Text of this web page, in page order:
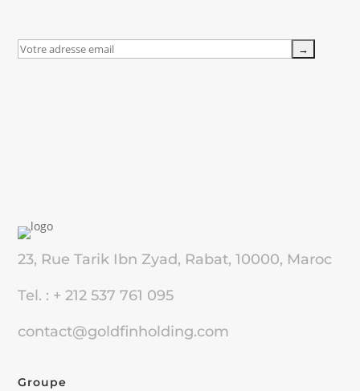
23, Rue Tarik Ibn Zyad, Rabat, 10000, Maroc
Tel. : + 212 537 761 095
contact@goldfinholding.com
Groupe